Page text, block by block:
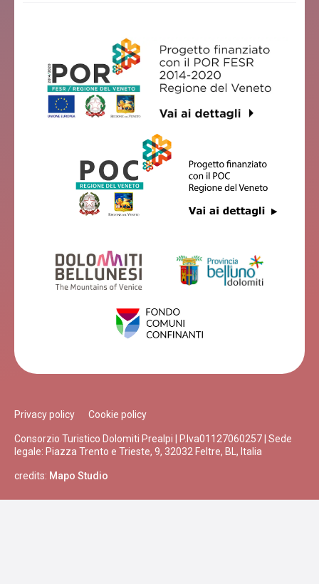
Privacy policy Cookie policy
Consorzio Turistico Dolomiti Prealpi | P.Iva01127060257 | Sede
legale: Piazza Trento e Trieste, 9, 32032 Feltre, BL, Italia
credits: Mapo Studio